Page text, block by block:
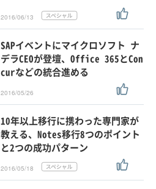
2016/06/13
SAPイベントにマイクロソフト ナ
デラCEOが登壇、Office 365とCon
curなどの統合進める
2016/05/26
10年以上移行に携わった専門家が
教える、Notes移行8つのポイント
と2つの成功パターン
2016/05/18